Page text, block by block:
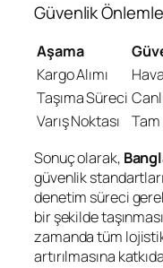
Güvenlik
Aşama
Kargo Alımı
Taşıma Süreci
Varış Noktası
Sonuç olarak,
güvenlik
denetim süreci
bir şekilde
zamanda tüm
artırılmasına